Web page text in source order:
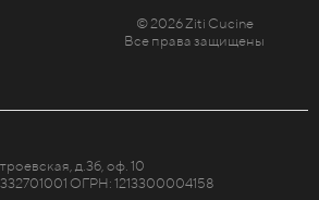
© 2026 Ziti Cucine
Все права защищены
д.3б, оф. 10
ОГРН: 1213300004158